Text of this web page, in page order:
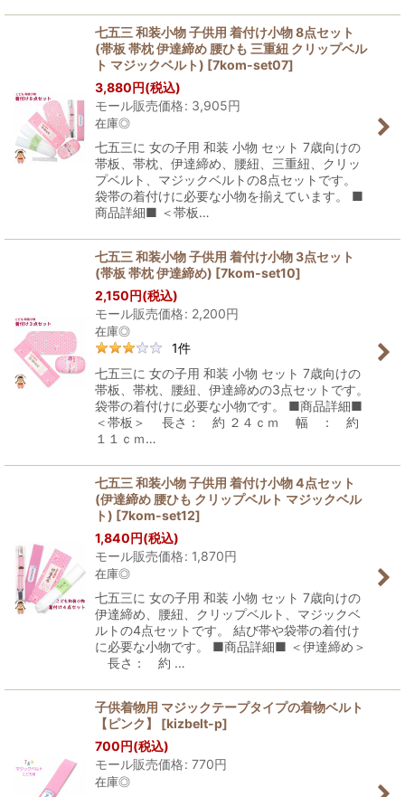
七五三 和装小物 子供用 着付け小物 8点セット
(帯板 帯枕 伊達締め 腰ひも 三重紐 クリップベル
ト マジックベルト) [7kom-set07]
3,880円(税込)
モール販売価格: 3,905円
在庫◎
七五三に 女の子用 和装 小物 セット 7歳向けの
帯板、帯枕、伊達締め、腰紐、三重紐、クリッ
プベルト、マジックベルトの8点セットです。
袋帯の着付けに必要な小物を揃えています。 ■
商品詳細■ ＜帯板…
七五三 和装小物 子供用 着付け小物 3点セット
(帯板 帯枕 伊達締め) [7kom-set10]
2,150円(税込)
モール販売価格: 2,200円
在庫◎
1件
七五三に 女の子用 和装 小物 セット 7歳向けの
帯板、帯枕、腰紐、伊達締めの3点セットです。
袋帯の着付けに必要な小物です。 ■商品詳細■
＜帯板＞ 長さ： 約 ２４ｃｍ 幅 ： 約
１１ｃｍ…
七五三 和装小物 子供用 着付け小物 4点セット
(伊達締め 腰ひも クリップベルト マジックベル
ト) [7kom-set12]
1,840円(税込)
モール販売価格: 1,870円
在庫◎
七五三に 女の子用 和装 小物 セット 7歳向けの
伊達締め、腰紐、クリップベルト、マジックベ
ルトの4点セットです。 結び帯や袋帯の着付け
に必要な小物です。 ■商品詳細■ ＜伊達締め＞
長さ： 約 …
子供着物用 マジックテープタイプの着物ベルト
【ピンク】
[kizbelt-p]
700円(税込)
モール販売価格: 770円
在庫◎